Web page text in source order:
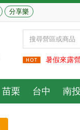
分享樂
暑假來露
苗栗 台中 南投